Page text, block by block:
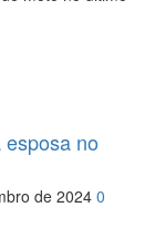
no
de 2024 0